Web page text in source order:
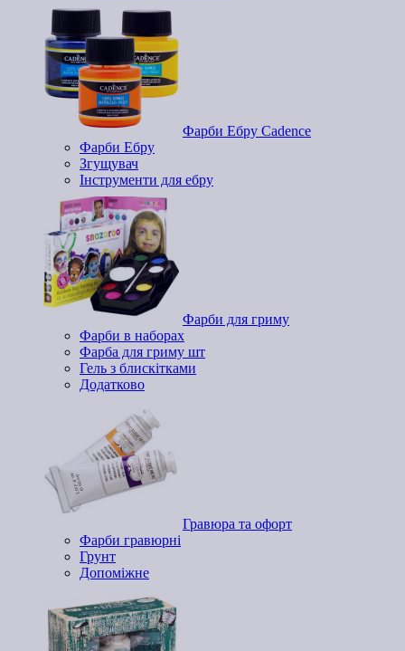
Фарби Ебру Cadence
Фарби Ебру
Згущувач
Інструменти для ебру
Фарби для гриму
Фарби в наборах
Фарба для гриму шт
Гель з блискітками
Додатково
Гравюра та офорт
Фарби гравюрні
Грунт
Допоміжне